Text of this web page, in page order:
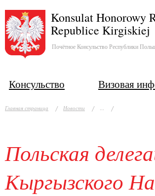
Konsulat Honorowy
Republice Kirgiskiej
Почётное Консульство Республики
Консульство Визовая
Главная страница Новости
Польская
Кыргызского